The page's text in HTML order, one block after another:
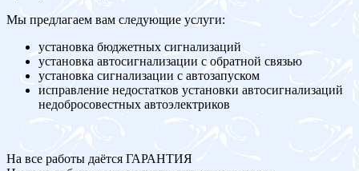
Мы предлагаем вам следующие услуги:
установка бюджетных сигнализаций
установка автосигнализации с обратной связью
установка сигнализации с автозапуском
исправление недостатков установки автосигнализаций
недобросовестных автоэлектриков
На все работы даётся ГАРАНТИЯ